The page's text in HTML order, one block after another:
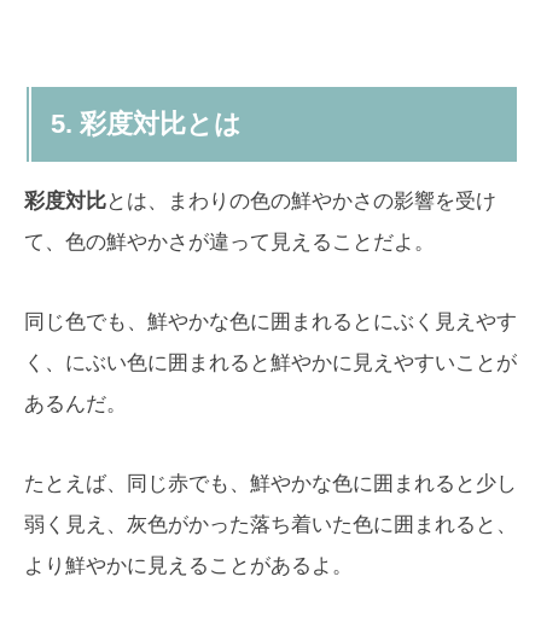
5. 彩度対比とは
彩度対比とは、まわりの色の鮮やかさの影響を受け
て、色の鮮やかさが違って見えることだよ。
同じ色でも、鮮やかな色に囲まれるとにぶく見えやす
く、にぶい色に囲まれると鮮やかに見えやすいことが
あるんだ。
たとえば、同じ赤でも、鮮やかな色に囲まれると少し
弱く見え、灰色がかった落ち着いた色に囲まれると、
より鮮やかに見えることがあるよ。